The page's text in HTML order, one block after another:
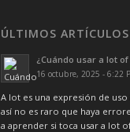
ÚLTIMOS ARTÍCULOS
¿Cuándo usar a lot
16 octubre, 2025 - 6:22
A lot es una expresión de
así no es raro que haya
a aprender si toca usar a lot